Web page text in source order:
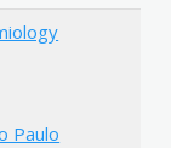
Paulo